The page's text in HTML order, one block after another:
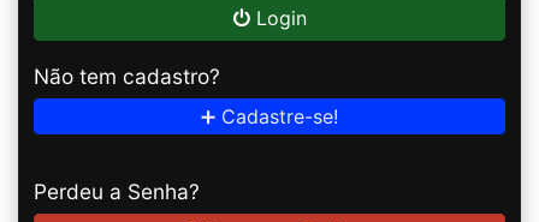
Login
Não tem cadastro?
➕ Cadastre-se!
Perdeu a Senha?